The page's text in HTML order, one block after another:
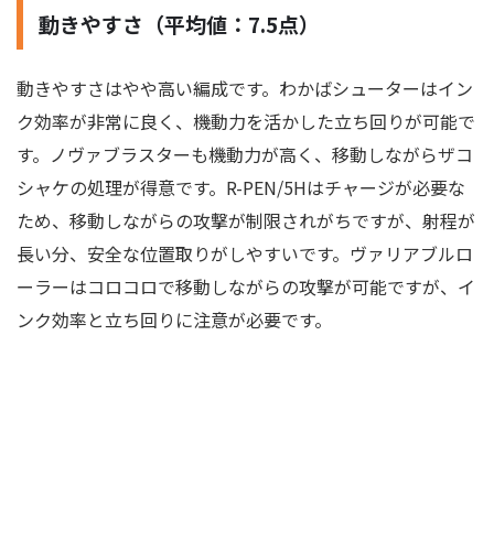
動きやすさ（平均値：7.5点）
動きやすさはやや高い編成です。わかばシューターはイン
ク効率が非常に良く、機動力を活かした立ち回りが可能で
す。ノヴァブラスターも機動力が高く、移動しながらザコ
シャケの処理が得意です。R-PEN/5Hはチャージが必要な
ため、移動しながらの攻撃が制限されがちですが、射程が
長い分、安全な位置取りがしやすいです。ヴァリアブルロ
ーラーはコロコロで移動しながらの攻撃が可能ですが、イ
ンク効率と立ち回りに注意が必要です。